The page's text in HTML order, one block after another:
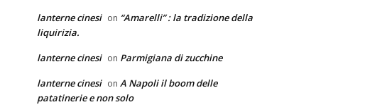
lanterne cinesi on “Amarelli” : la tradizione della
liquirizia.
lanterne cinesi on Parmigiana di zucchine
lanterne cinesi on A Napoli il boom delle
patatinerie e non solo